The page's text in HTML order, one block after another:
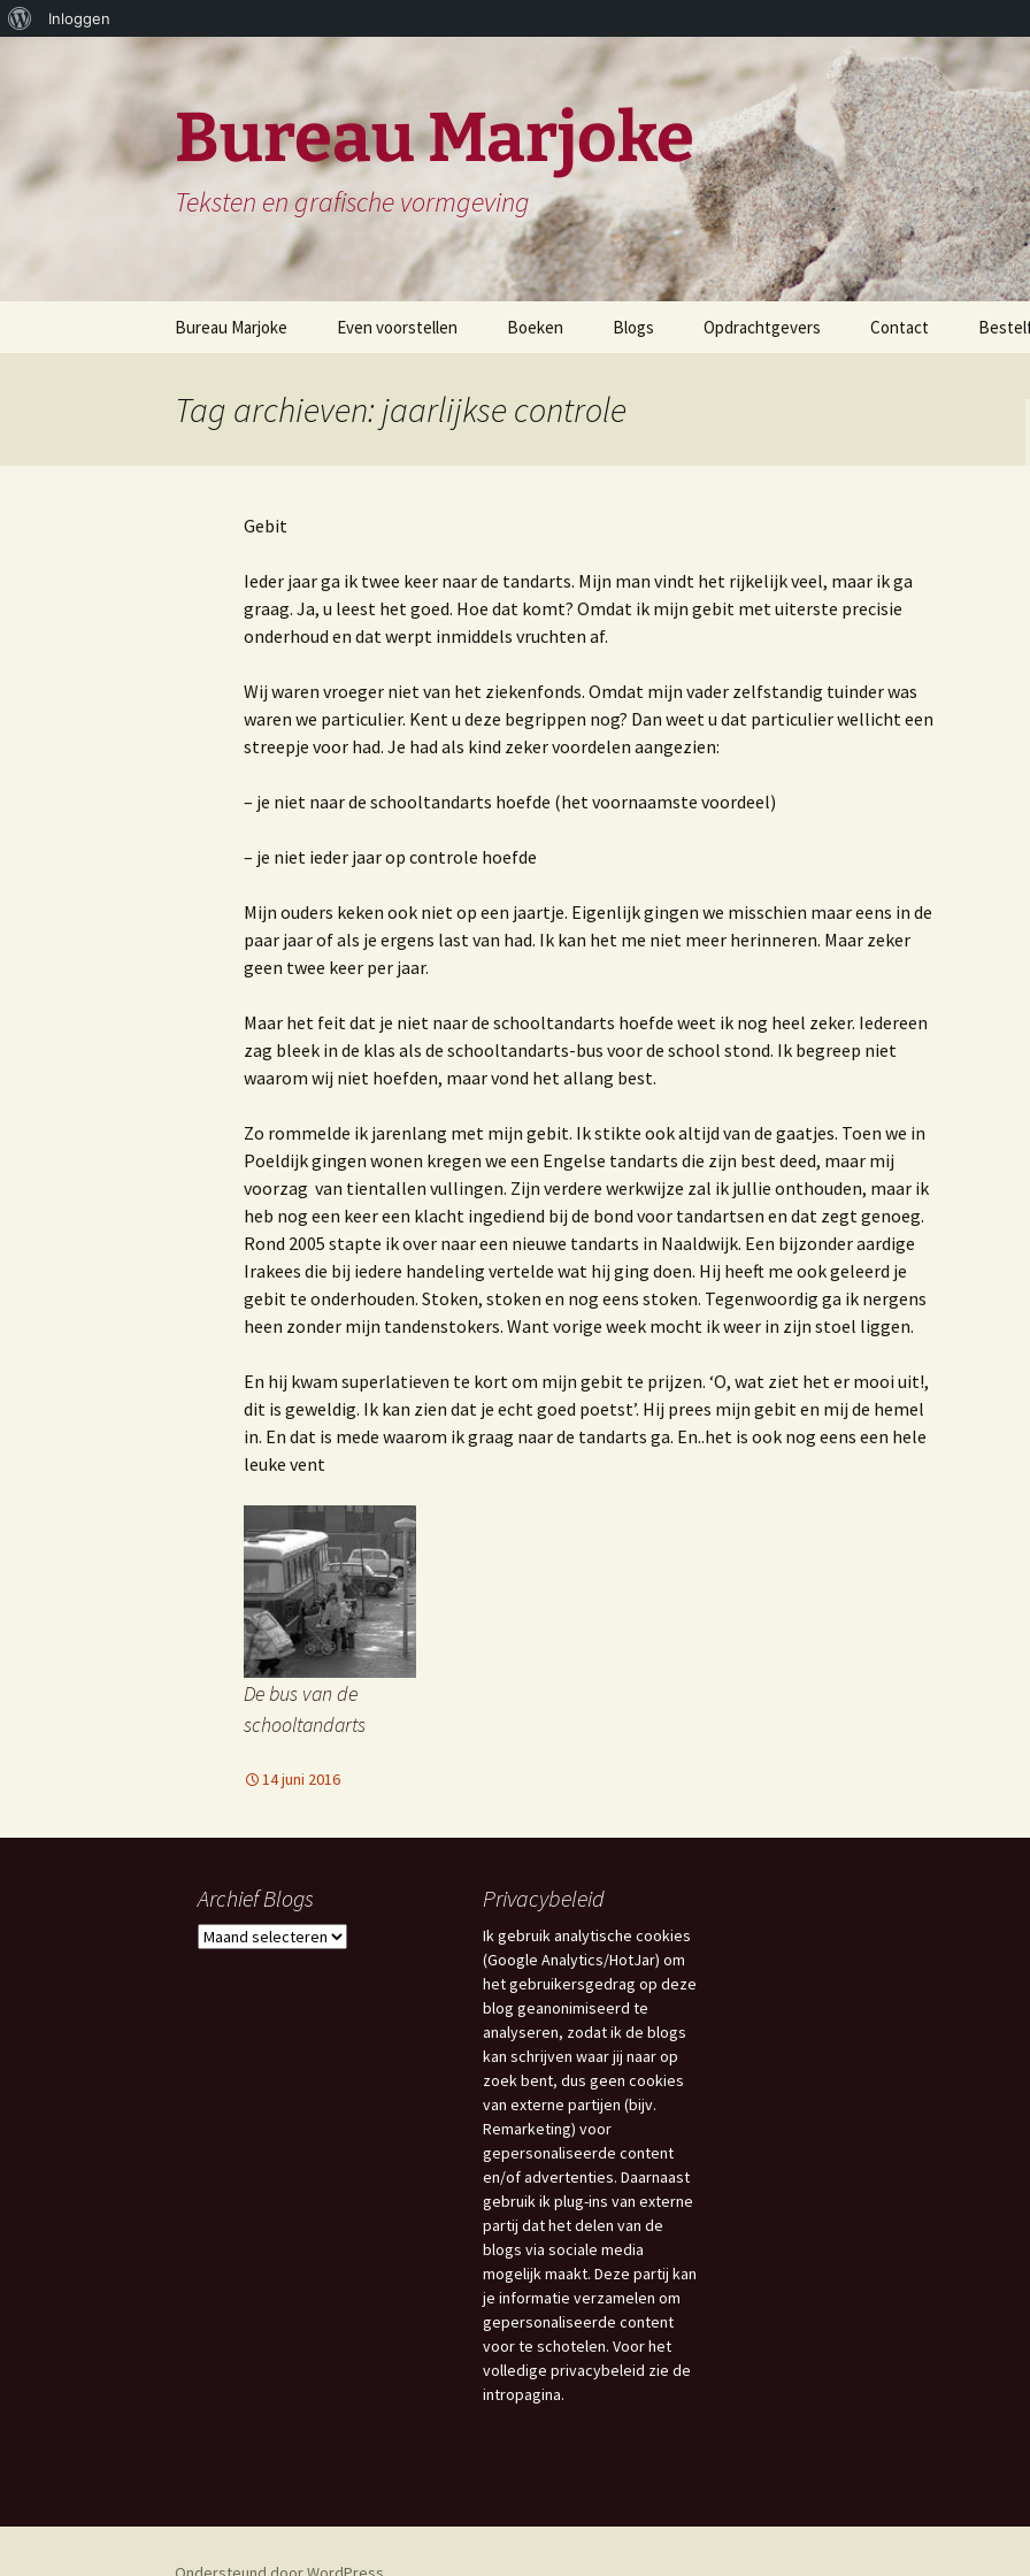
Over
Inloggen
Bureau Marjoke
Teksten en grafische vormgeving
Bureau Marjoke
Biografie
teksten
Nieuwsbrieven of blogs
Privacy beleid van Bureau
Even voorstellen Boeken
Het leven en werken van
Antoni van Leeuwenhoek
boek ‘De dag dat mijn
vliegtuigen’
Boerenhofstede
Wateringen
Het verhaal van Leen
Waar ik woon en wie ik
ben uitgave 2020
Waar ik woon en wie ik
ben
Kruisbestuiving tussen
Kunst & Poezië
Mijn gevaren koers
100 jaar trouwen in het
Westland
Verhalen
Herinneringen aan de
druivenkrentteelt
Blogs Opdrachtgevers Contact
Tag archieven: jaarlijkse controle
Gebit
Ieder jaar ga ik twee keer naar de tandarts. Mijn man vindt het rijkelijk veel, maar ik ga
graag. Ja, u leest het goed. Hoe dat komt? Omdat ik mijn gebit met uiterste precisie
onderhoud en dat werpt inmiddels vruchten af.
Wij waren vroeger niet van het ziekenfonds. Omdat mijn vader zelfstandig tuinder was
waren we particulier. Kent u deze begrippen nog? Dan weet u dat particulier wellicht een
streepje voor had. Je had als kind zeker voordelen aangezien:
– je niet naar de schooltandarts hoefde (het voornaamste voordeel)
– je niet ieder jaar op controle hoefde
Mijn ouders keken ook niet op een jaartje. Eigenlijk gingen we misschien maar eens in de
paar jaar of als je ergens last van had. Ik kan het me niet meer herinneren. Maar zeker
geen twee keer per jaar.
Maar het feit dat je niet naar de schooltandarts hoefde weet ik nog heel zeker. Iedereen
zag bleek in de klas als de schooltandarts-bus voor de school stond. Ik begreep niet
waarom wij niet hoefden, maar vond het allang best.
Zo rommelde ik jarenlang met mijn gebit. Ik stikte ook altijd van de gaatjes. Toen we in
Poeldijk gingen wonen kregen we een Engelse tandarts die zijn best deed, maar mij
voorzag van tientallen vullingen. Zijn verdere werkwijze zal ik jullie onthouden, maar ik
heb nog een keer een klacht ingediend bij de bond voor tandartsen en dat zegt genoeg.
Rond 2005 stapte ik over naar een nieuwe tandarts in Naaldwijk. Een bijzonder aardige
Irakees die bij iedere handeling vertelde wat hij ging doen. Hij heeft me ook geleerd je
gebit te onderhouden. Stoken, stoken en nog eens stoken. Tegenwoordig ga ik nergens
heen zonder mijn tandenstokers. Want vorige week mocht ik weer in zijn stoel liggen.
En hij kwam superlatieven te kort om mijn gebit te prijzen. ‘O, wat ziet het er mooi uit!,
dit is geweldig. Ik kan zien dat je echt goed poetst’. Hij prees mijn gebit en mij de hemel
in. En dat is mede waarom ik graag naar de tandarts ga. En..het is ook nog eens een hele
leuke vent
De bus van de
schooltandarts
14 juni 2016
Archief Blogs
Archief
Privacybeleid
Ik gebruik analytische cookies
(Google Analytics/HotJar) om
het gebruikersgedrag op deze
blog geanonimiseerd te
analyseren, zodat ik de blogs
kan schrijven waar jij naar op
zoek bent, dus geen cookies
van externe partijen (bijv.
Remarketing) voor
gepersonaliseerde content
en/of advertenties. Daarnaast
gebruik ik plug-ins van externe
partij dat het delen van de
blogs via sociale media
mogelijk maakt. Deze partij kan
je informatie verzamelen om
gepersonaliseerde content
voor te schotelen. Voor het
volledige privacybeleid zie de
intropagina.